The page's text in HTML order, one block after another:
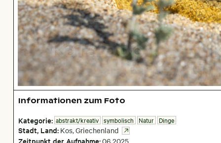
Informationen zum Foto
Kategorie: abstrakt/kreativ symbolisch Natur Dinge
Stadt, Land: Kos,Griechenland
Zeitpunkt der Aufnahme:06.2025